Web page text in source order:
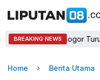
BREAKING NEWS
Kapolres Bogor Turunkan
Home Berita Utama